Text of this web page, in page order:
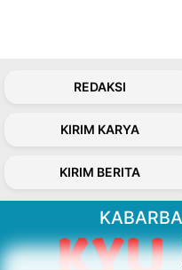
REDAKSI
KIRIM KARYA
KIRIM BERITA